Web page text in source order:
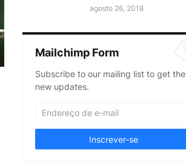
agosto 26, 2018
Mailchimp Form
Subscribe to our mailing list to get the
new updates.